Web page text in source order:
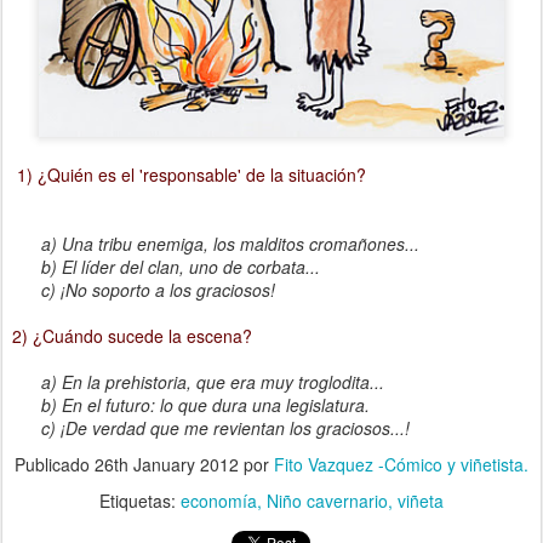
1) ¿Quién es el 'responsable' de la situación?
a) Una tribu enemiga, los malditos cromañones...
b) El líder del clan, uno de corbata...
c) ¡No soporto a los graciosos!
2) ¿Cuándo sucede la escena?
a) En la prehistoria, que era muy troglodita...
b) En el futuro: lo que dura una legislatura.
c) ¡De verdad que me revientan los graciosos...!
Publicado 26th January 2012 por Fito Vazquez -Cómico y viñetista.
Etiquetas: economía Niño cavernario viñeta